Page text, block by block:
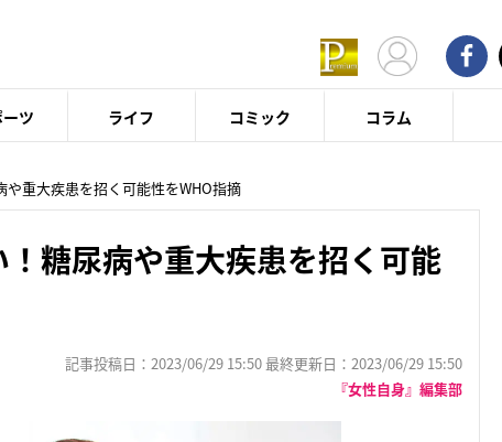
ツ ライフ コミック コラム
重大疾患を招く可能性をWHO指摘
糖尿病や重大疾患を招く可能
記事投稿日：2023/06/29 15:50 最終更新日：2023/06/29 15:50
『女性自身』編集部